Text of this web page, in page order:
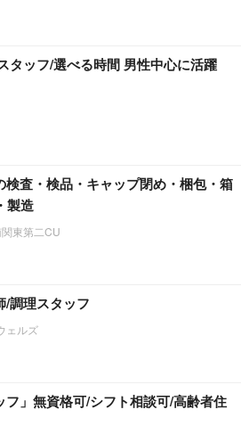
タッフ/選べる時間 男性中心に活躍
検査・検品・キャップ閉め・梱包・箱
製造
東第二CU
/調理スタッフ
ェルズ
フ」無資格可/シフト相談可/高齢者住